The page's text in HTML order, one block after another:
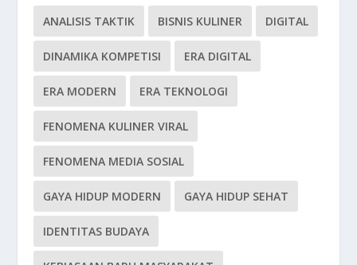
ANALISIS TAKTIK BISNIS KULINER DIGITAL
DINAMIKA KOMPETISI ERA DIGITAL
ERA MODERN ERA TEKNOLOGI
FENOMENA KULINER VIRAL
FENOMENA MEDIA SOSIAL
GAYA HIDUP MODERN GAYA HIDUP SEHAT
IDENTITAS BUDAYA